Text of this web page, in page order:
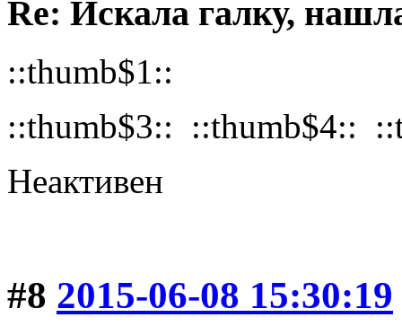
Re: Искала галку,
::thumb$1::
::thumb$3:: ::thumb$4::
Неактивен
#8 2015-06-08 15:30:19